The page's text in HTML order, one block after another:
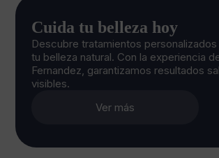
Cuida tu belleza hoy
Descubre tratamientos
tu belleza natural. Con la experiencia
Fernandez, garantizamos resultados
visibles.
Ver más